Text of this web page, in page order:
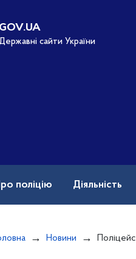
GOV.UA
сайти України
поліцію Діяльність
Новини Поліцейські